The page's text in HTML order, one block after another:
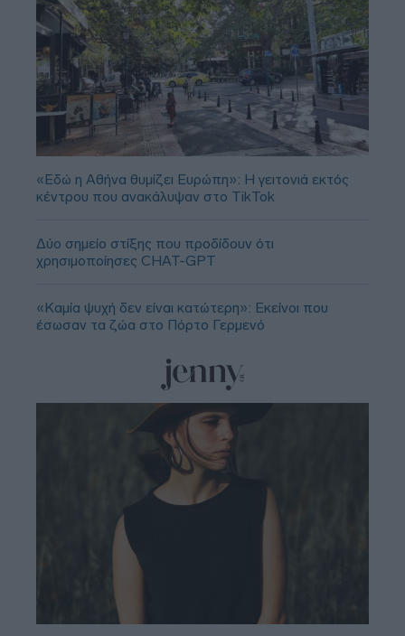
«Εδώ η Αθήνα θυμίζει Ευρώπη»: H γειτονιά εκτός
κέντρου που ανακάλυψαν στο TikTok
Δύο σημείο στίξης που προδίδουν ότι
χρησιμοποίησες CHAT-GPT
«Καμία ψυχή δεν είναι κατώτερη»: Εκείνοι που
έσωσαν τα ζώα στο Πόρτο Γερμενό